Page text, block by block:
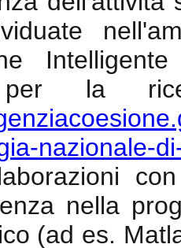
per la
nazionale-
nella
(ad es.